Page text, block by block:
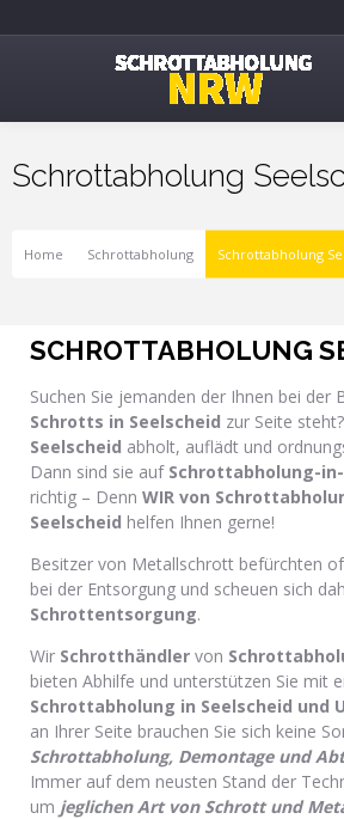
Schrottabholung
Home Schrottabholung Schrottabholung
SCHROTTABHOLUNG
Suchen Sie jemanden der Ihnen bei der
Schrotts in Seelscheid zur Seite
Seelscheid abholt, auflädt und
Dann sind sie aufSchrottabholung-in-
richtig – Denn WIR von
Seelscheid helfen Ihnen gerne!
Besitzer von Metallschrott befürchten
bei der Entsorgung und scheuen sich
Schrottentsorgung.
Wir Schrotthändler von
bieten Abhilfe und unterstützen Sie mit
Schrottabholung in Seelscheid und
an Ihrer Seite brauchen Sie sich keine
Schrottabholung, Demontage und
Immer auf dem neusten Stand der
um jeglichen Art von Schrott und